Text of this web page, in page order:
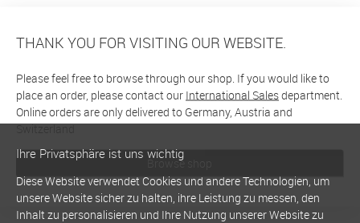
THANK YOU FOR VISITING OUR WEBSITE.
Please feel free to browse through our shop. If you would like to
place an order, please contact our International Salesdepartment.
Online orders are only delivered to Germany, Austria and
Switzerland
Browse shop
Ihre Privatsphäre ist uns wichtig
Diese Website verwendet Cookies und andere Technologien, um
unsere Website sicher zu halten, ihre Leistung zu messen, den
Inhalt zu personalisieren und Ihre Nutzung unserer Website zu